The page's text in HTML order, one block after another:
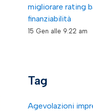
migliorare rating
finanziabilità
15 Gen alle 9:22 am
Tag
Agevolazioni